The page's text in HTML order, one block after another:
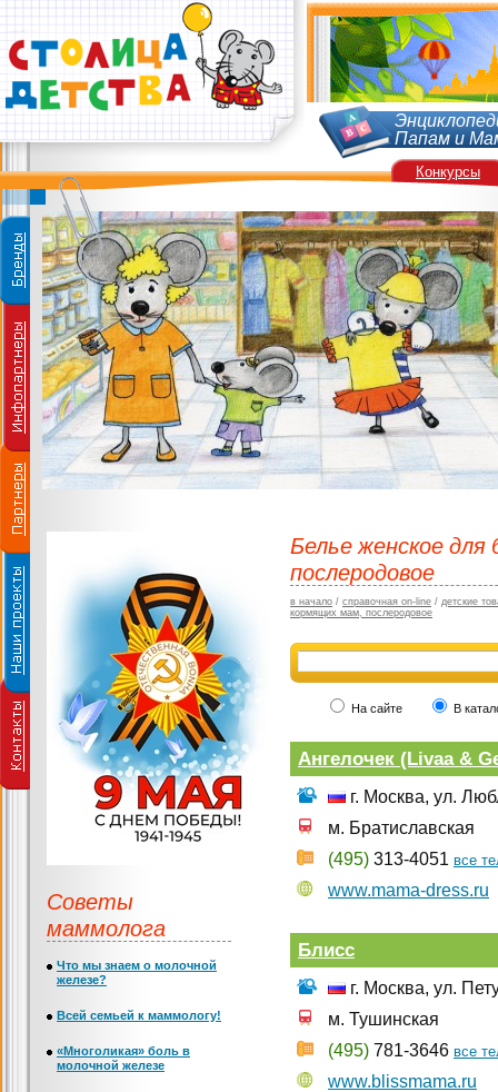
Папам и
Белье женское
послеродовое
в начало / справочная on-line / детские
кормящих мам, послеродовое
На сайте В
Ангелочек (Livaa &
г. Москва, ул.
м. Братиславская
(495) 313-4051 все
www.mama-dress.ru
Блисс
г. Москва, ул.
м. Тушинская
(495) 781-3646 все
www.blissmama.ru
Советы
маммолога
Что мы знаем о молочной
железе?
Всей семьей к маммологу!
«Многоликая» боль в
молочной железе
Конкурсы